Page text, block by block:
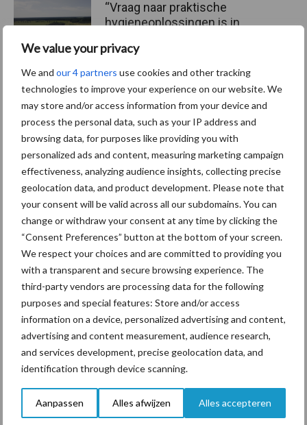
We value your privacy
We and our 4 partners use cookies and other tracking
technologies to improve your experience on our website. We
may store and/or access information from your device and
process the personal data, such as your IP address and
browsing data, for purposes like providing you with
personalized ads and content, measuring marketing campaign
effectiveness, analyzing audience insights, collecting precise
geolocation data, and product development. Please note that
your consent will be valid across all our subdomains. You can
change or withdraw your consent at any time by clicking the
“Consent Preferences” button at the bottom of your screen.
We respect your choices and are committed to providing you
with a transparent and secure browsing experience. The
third-party vendors are processing data for the following
purposes and special features: Store and/or access
information on a device, personalized advertising and content,
advertising and content measurement, audience research,
and services development, precise geolocation data, and
identification through device scanning.
Aanpassen Alles afwijzen Alles accepteren
Primaire
Sidebar
Recent nieuws Partner nieuws
“Vraag naar praktische
hygieneoplossingen is in
Themapagina's
Diergezondheid Bemesting Fokkerij
Derogatie Fosfaatrechten
Toon meer